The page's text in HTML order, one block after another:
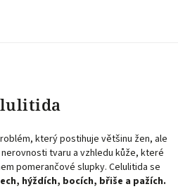
který postihuje většinu žen, ale
tvaru a vzhledu kůže, které
pomerančové slupky. Celulitida se
hýždích, bocích, břiše a pažích.